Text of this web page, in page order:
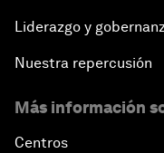
Liderazgo y
Nuestra repercusión
Más información
Centros